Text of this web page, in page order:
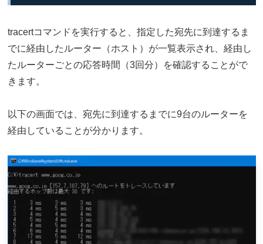
tracertコマンドを実行すると、指定した宛先に到達するま
でに経由したルーター（ホスト）が一覧表示され、経由し
たルーターごとの応答時間（3回分）を確認することがで
きます。
以下の画面では、宛先に到達するまでに9台のルーターを
経由していることが分かります。